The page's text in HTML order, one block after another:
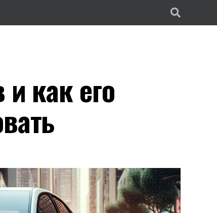
как его